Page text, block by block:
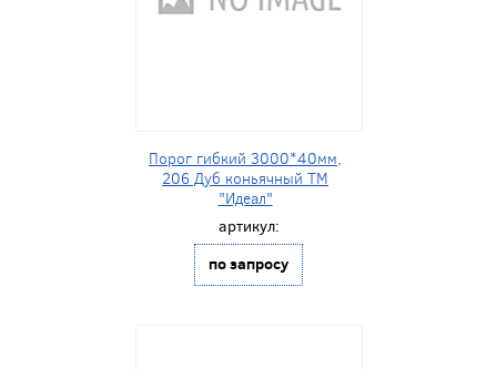
Порог гибкий 3000*40мм,
206 Дуб коньячный ТМ
"Идеал"
артикул:
по запросу